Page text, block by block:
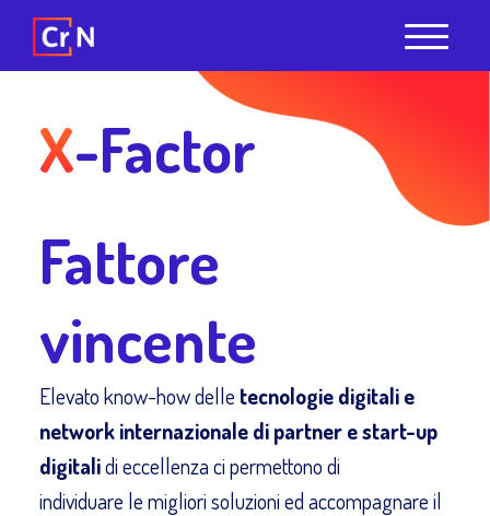
X-Factor
Fattore
vincente
Elevato know-how delle tecnologie digitali e
network internazionaledi partner e start-up
digitalidi eccellenza ci permettono di
individuare le migliori soluzioni ed accompagnare il